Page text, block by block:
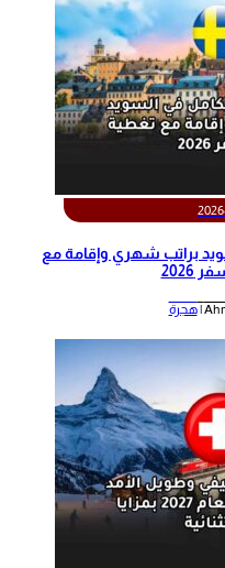
براتب شهري وإقامة مع
هجرة